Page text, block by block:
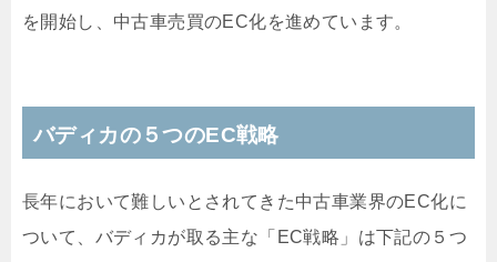
を開始し、中古車売買のEC化を進めています。
バディカの５つのEC戦略
長年において難しいとされてきた中古車業界のEC化に
ついて、バディカが取る主な「EC戦略」は下記の５つ